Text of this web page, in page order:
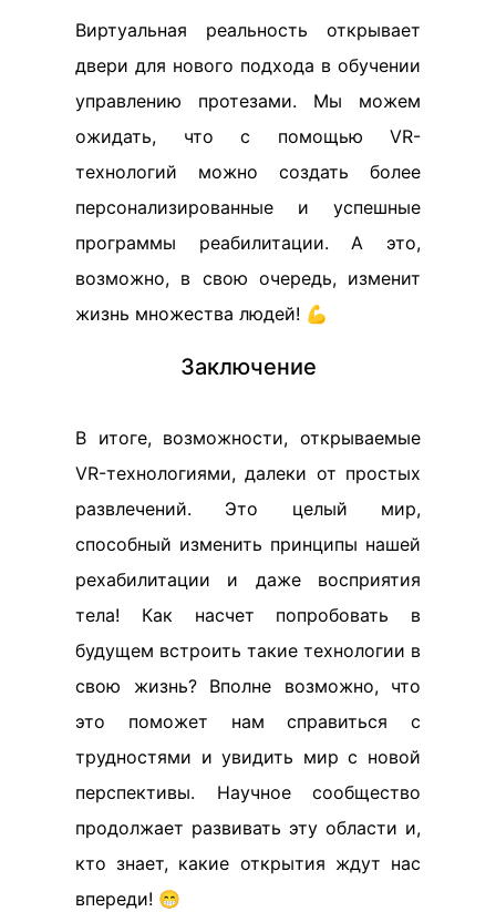
Виртуальная реальность открывает
двери для нового подхода в обучении
управлению протезами. Мы можем
ожидать, что с помощью VR-
технологий можно создать более
персонализированные и успешные
программы реабилитации. А это,
возможно, в свою очередь, изменит
жизнь множества людей! 💪
Заключение
В итоге, возможности, открываемые
VR-технологиями, далеки от простых
развлечений. Это целый мир,
способный изменить принципы нашей
рехабилитации и даже восприятия
тела! Как насчет попробовать в
будущем встроить такие технологии в
свою жизнь? Вполне возможно, что
это поможет нам справиться с
трудностями и увидить мир с новой
перспективы. Научное сообщество
продолжает развивать эту области и,
кто знает, какие открытия ждут нас
впереди! 😁